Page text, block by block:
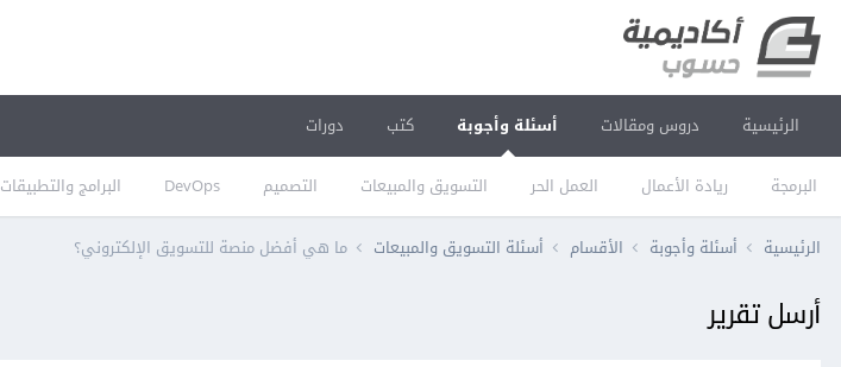
الرئيسية دروس ومقالات أسئلة وأجوبة
البرمجة ريادة الأعمال العمل الحر التسويق والمبيعات التصميم DevOps البرامج والتطبيقات
كتب دورات
الرئيسية أسئلة وأجوبة الأقسام أسئلة التسويق والمبيعات ما هي أفضل منصة للتسويق الإلكتروني؟
أرسل تقرير